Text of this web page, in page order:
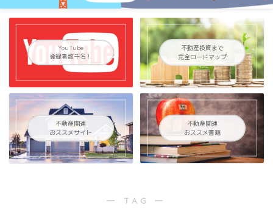
YouTube
登録者数千名！
不動産投資まで
完全ロードマップ
不動産関連
おススメサイト
不動産関連
おススメ書籍
― TAG ―